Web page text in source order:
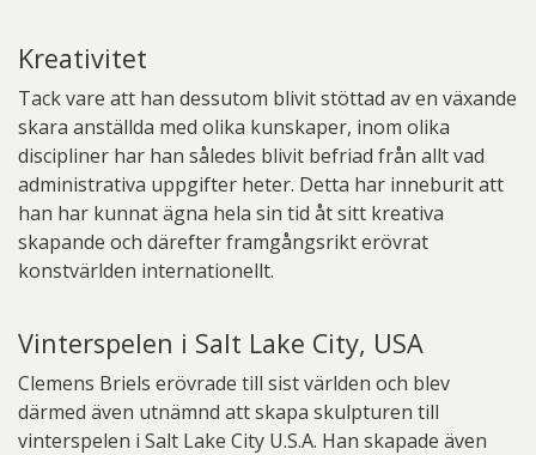
Kreativitet
Tack vare att han dessutom blivit stöttad av en växande
skara anställda med olika kunskaper, inom olika
discipliner har han således blivit befriad från allt vad
administrativa uppgifter heter. Detta har inneburit att
han har kunnat ägna hela sin tid åt sitt kreativa
skapande och därefter framgångsrikt erövrat
konstvärlden internationellt.
Vinterspelen i Salt Lake City, USA
Clemens Briels erövrade till sist världen och blev
därmed även utnämnd att skapa skulpturen till
vinterspelen i Salt Lake City U.S.A. Han skapade även